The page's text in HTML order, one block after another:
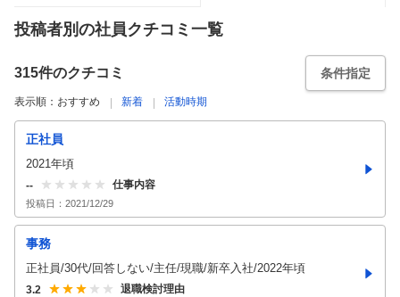
投稿者別の社員クチコミ一覧
315件のクチコミ 条件指定
表示順： おすすめ 新着 活動時期
正社員
2021年頃
-- 仕事内容
投稿日： 2021/12/29
事務
正社員/30代/回答しない/主任/現職/新卒入社/2022年頃
3.2 退職検討理由